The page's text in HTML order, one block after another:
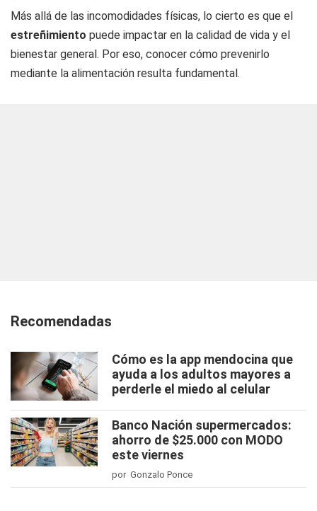
Más allá de las incomodidades físicas, lo cierto es que el
estreñimiento puede impactar en la calidad de vida y el
bienestar general. Por eso, conocer cómo prevenirlo
mediante la alimentación resulta fundamental.
Recomendadas
Cómo es la app mendocina que
ayuda a los adultos mayores a
perderle el miedo al celular
Banco Nación supermercados:
ahorro de $25.000 con MODO
este viernes
por Gonzalo Ponce